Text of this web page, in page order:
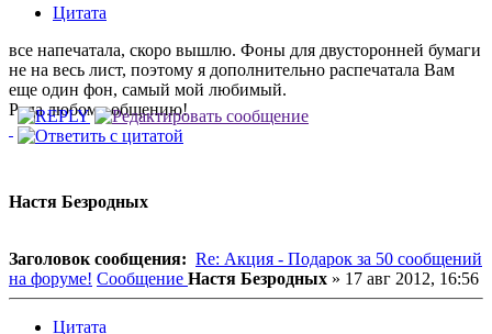
Цитата
все напечатала, скоро вышлю. Фоны для двусторонней бумаги
не на весь лист, поэтому я дополнительно распечатала Вам
еще один фон, самый мой любимый.
Рада любому общению!
Настя Безродных
Заголовок сообщения: Re: Акция - Подарок за 50 сообщений
на форуме! Сообщение Настя Безродных » 17 авг 2012, 16:56
Цитата